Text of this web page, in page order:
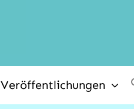
Veröffentlichungen